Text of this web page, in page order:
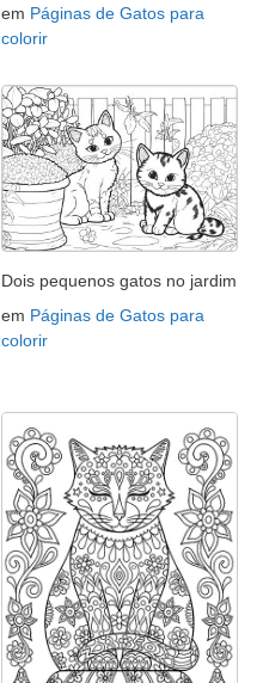
em Páginas de Gatos para
colorir
Dois pequenos gatos no jardim
em Páginas de Gatos para
colorir